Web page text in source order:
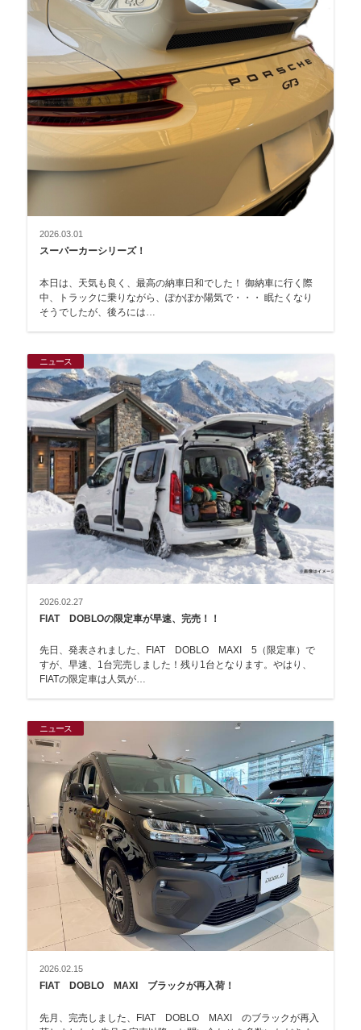
2026.03.01
スーパーカーシリーズ！
本日は、天気も良く、最高の納車日和でした！ 御納車に行く際
中、トラックに乗りながら、ぽかぽか陽気で・・・ 眠たくなり
そうでしたが、後ろには…
ニュース
2026.02.27
FIAT DOBLOの限定車が早速、完売！！
先日、発表されました、FIAT DOBLO MAXI 5（限定車）で
すが、早速、1台完売しました！残り1台となります。やはり、
FIATの限定車は人気が…
ニュース
2026.02.15
FIAT DOBLO MAXI ブラックが再入荷！
先月、完売しました、FIAT DOBLO MAXI のブラックが再入